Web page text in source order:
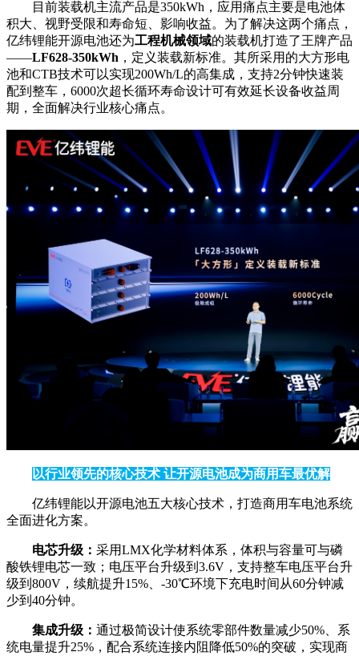
目前装载机主流产品是350kWh，应用痛点主要是电池体
积大、视野受限和寿命短、影响收益。为了解决这两个痛点，
亿纬锂能开源电池还为工程机械领域的装载机打造了王牌产品
——LF628-350kWh ，定义装载新标准。其所采用的大方形电
池和CTB技术可以实现200Wh/L的高集成，支持2分钟快速装
配到整车，6000次超长循环寿命设计可有效延长设备收益周
期，全面解决行业核心痛点。
以行业领先的核心技术 让开源电池成为商用车最优解
亿纬锂能以开源电池五大核心技术，打造商用车电池系统
全面进化方案。
电芯升级： 采用LMX化学材料体系，体积与容量可与磷
酸铁锂电芯一致；电压平台升级到3.6V，支持整车电压平台升
级到800V，续航提升15%、-30℃环境下充电时间从60分钟减
少到40分钟。
集成升级： 通过极简设计使系统零部件数量减少50%、系
统电量提升25%，配合系统连接内阻降低50%的突破，实现商